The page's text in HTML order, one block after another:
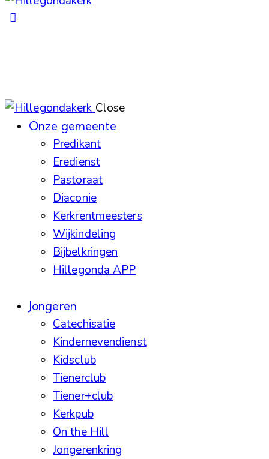
Close
Onze gemeente
Predikant
Eredienst
Pastoraat
Diaconie
Kerkrentmeesters
Wijkindeling
Bijbelkringen
Hillegonda APP
Jongeren
Catechisatie
Kindernevendienst
Kidsclub
Tienerclub
Tiener+club
Kerkpub
On the Hill
Jongerenkring